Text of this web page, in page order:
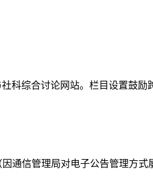
社科综合讨论网站。栏目设置鼓
通信管理局对电子公告管理方